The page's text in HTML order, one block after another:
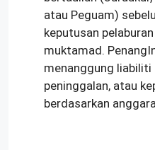
atau Peguam)
keputusan
muktamad.
menanggung liabiliti
peninggalan, atau
berdasarkan